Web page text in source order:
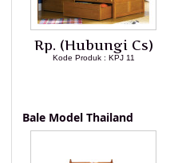
Rp. (Hubungi Cs)
Kode Produk : KPJ 11
Bale Model Thailand